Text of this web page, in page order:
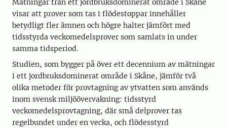
Mätningar från ett jordbruksdominerat område i Skåne
visar att prover som tas i flödestoppar innehåller
betydligt fler ämnen och högre halter jämfört med
tidsstyrda veckomedelsprover som samlats in under
samma tidsperiod.
Studien, som bygger på över ett decennium av mätningar
i ett jordbruksdominerat område i Skåne, jämför två
olika metoder för provtagning av ytvatten som används
inom svensk miljöövervakning: tidsstyrd
veckomedelsprovtagning, där små delprover tas
regelbundet under en vecka, och flödesstyrd